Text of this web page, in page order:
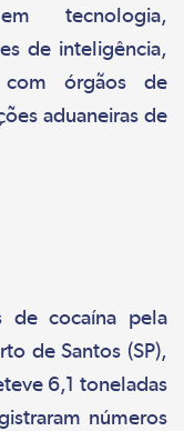
tecnologia,
de inteligência,
órgãos de
aduaneiras de
de cocaína pela
de Santos (SP),
6,1 toneladas
números